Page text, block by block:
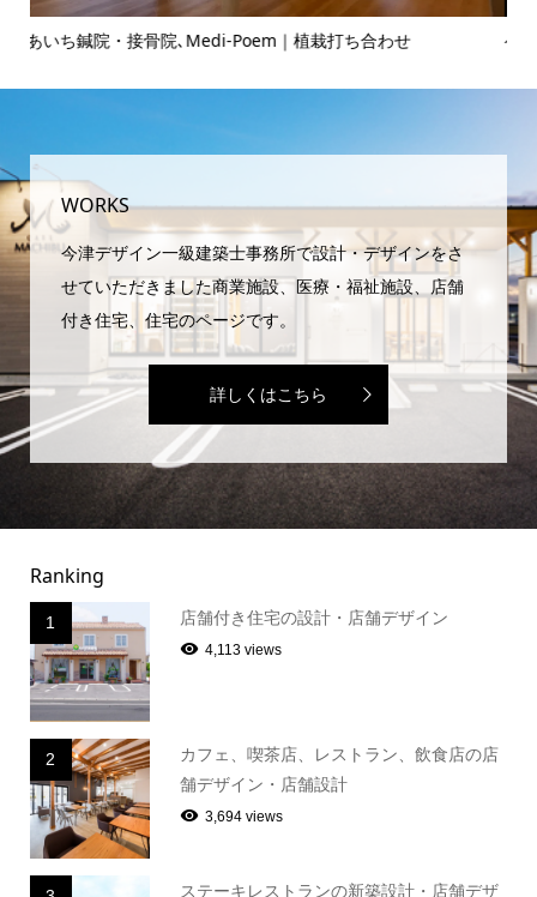
ヘアサロンのお打ち合わせ♪
WORKS
今津デザイン一級建築士事務所で設計・デザインをさ
せていただきました商業施設、医療・福祉施設、店舗
付き住宅、住宅のページです。
詳しくはこちら
Ranking
1 店舗付き住宅の設計・店舗デザイン
4,113 views
2
カフェ、喫茶店、レストラン、飲食店の店
舗デザイン・店舗設計
3,694 views
ステーキレストランの新築設計・店舗デザ